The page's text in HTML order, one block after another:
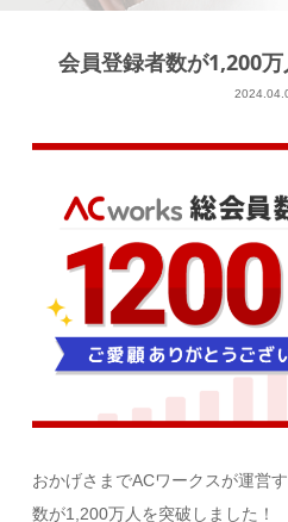
会員登録者数が1,200
おかげさまでACワークスが運営
数が1,200万人を突破しました！